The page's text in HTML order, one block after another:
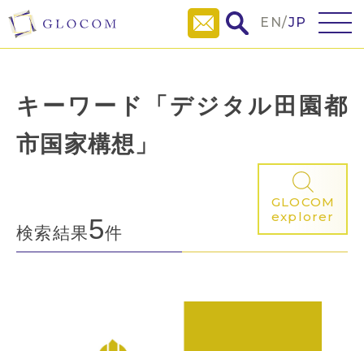
EN/JP
キーワード「デジタル田園都
市国家構想」
GLOCOM
explorer
検索結果5件